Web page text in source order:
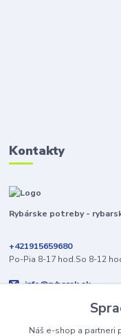
Kontakty
Rybárske potreby -
+421915659680
Po-Pia 8-17 hod.So 8-12
info@rybarsk.sk
Náš e-shop a partneri